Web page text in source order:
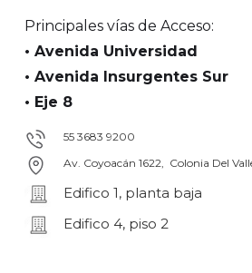
Principales vías de Acceso:
• Avenida Universidad
• Avenida Insurgentes Sur
• Eje 8
55 3683 9200
Av. Coyoacán 1622, Colonia Del
Edifico 1, planta baja
Edifico 4, piso 2